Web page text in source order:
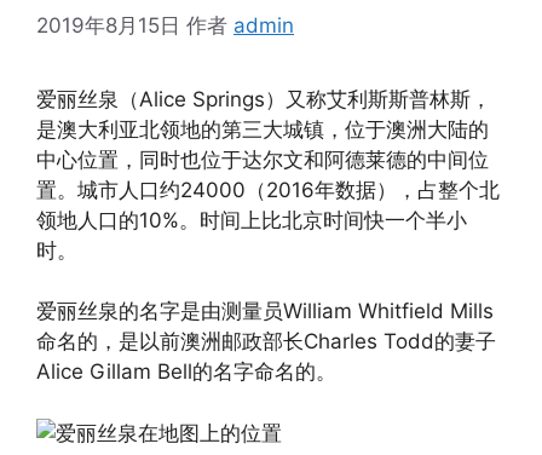
2019年8月15日 作者 admin
爱丽丝泉（Alice Springs）又称艾利斯斯普林斯，
是澳大利亚北领地的第三大城镇，位于澳洲大陆的
中心位置，同时也位于达尔文和阿德莱德的中间位
置。城市人口约24000（2016年数据），占整个北
领地人口的10%。时间上比北京时间快一个半小
时。
爱丽丝泉的名字是由测量员William Whitfield Mills
命名的，是以前澳洲邮政部长Charles Todd的妻子
Alice Gillam Bell的名字命名的。